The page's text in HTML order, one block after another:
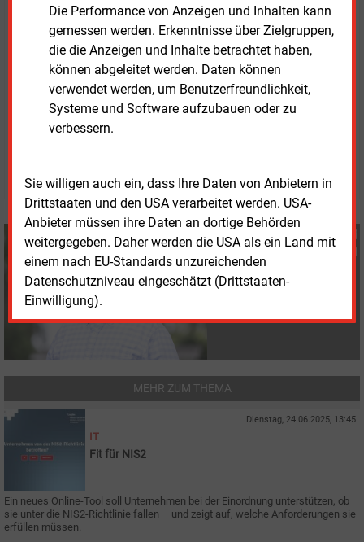
Die Performance von Anzeigen und Inhalten kann
gemessen werden. Erkenntnisse über Zielgruppen,
die die Anzeigen und Inhalte betrachtet haben,
können abgeleitet werden. Daten können
verwendet werden, um Benutzerfreundlichkeit,
Systeme und Software aufzubauen oder zu
verbessern.
Sie willigen auch ein, dass Ihre Daten von Anbietern in
Drittstaaten und den USA verarbeitet werden. USA-
Anbieter müssen ihre Daten an dortige Behörden
weitergegeben. Daher werden die USA als ein Land mit
einem nach EU-Standards unzureichenden
Datenschutzniveau eingeschätzt (Drittstaaten-
Einwilligung).
Die Studie mit dem Titel „Cyber-Fit: Investitionen in
die Cybersicherheit der Stromwirtschaft“ steht auf der
Internetseite der Dena zum Download zur Verfügung.
Dienstag, 29.10.2024, 17:37 Uhr
Fritz Wilhelm
+49 (0) 6007 9396075
management.de
MEHR ZUM THEMA
Dienstag, 24.06.2025, 13:45
IT
Fit für NIS2
Ein neues Online-Tool soll Unternehmen bei der Einordnung unterstützen, ob
sie unter die NIS2-Richtlinie fallen – und zeigt auf, welche Anforderungen sie
erfüllen müssen.